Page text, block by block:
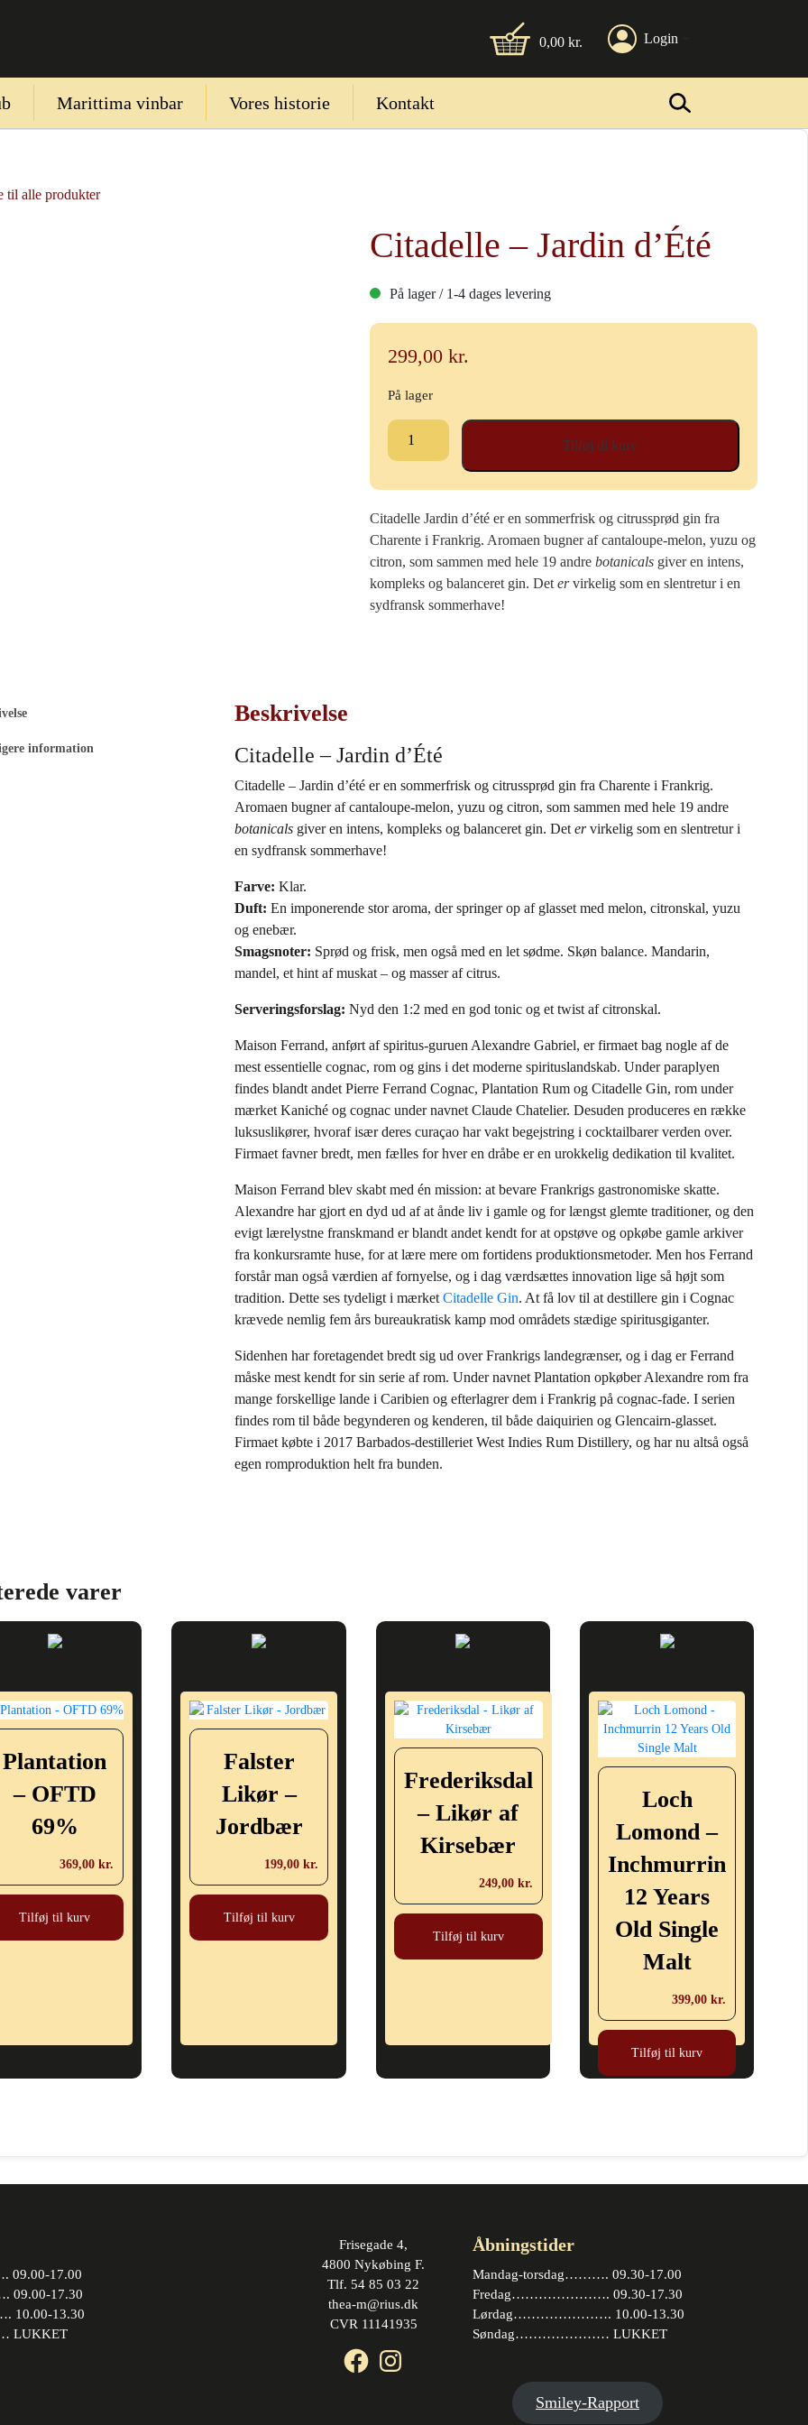
0,00kr. Login
Marittima vinbar Vores historie Kontakt
til alle produkter
Citadelle – Jardin d’Été
På lager / 1-4 dages levering
299,00 kr.
På lager
Citadelle
-
d'Été
antal
Tilføj til kurv
Citadelle Jardin d’été er en sommerfrisk og citrussprød gin fra
Charente i Frankrig. Aromaen bugner af cantaloupe-melon, yuzu og
citron, som sammen med hele 19 andre botanicals giver en intens,
kompleks og balanceret gin. Det ervirkelig som en slentretur i en
sydfransk sommerhave!
information
Beskrivelse
Citadelle – Jardin d’Été
Citadelle – Jardin d’été er en sommerfrisk og citrussprød gin fra Charente i Frankrig.
Aromaen bugner af cantaloupe-melon, yuzu og citron, som sammen med hele 19 andre
botanicals giver en intens, kompleks og balanceret gin. Detervirkelig som en slentretur i
en sydfransk sommerhave!
Farve:Klar.
Duft: En imponerende stor aroma, der springer op af glasset med melon, citronskal, yuzu
og enebær.
Smagsnoter: Sprød og frisk, men også med en let sødme. Skøn balance. Mandarin,
mandel, et hint af muskat – og masser af citrus.
Serveringsforslag:Nyd den 1:2 med en god tonic og et twist af citronskal.
Maison Ferrand, anført af spiritus-guruen Alexandre Gabriel, er firmaet bag nogle af de
mest essentielle cognac, rom og gins i det moderne spirituslandskab. Under paraplyen
findes blandt andet Pierre Ferrand Cognac, Plantation Rum og Citadelle Gin, rom under
mærket Kaniché og cognac under navnet Claude Chatelier. Desuden produceres en række
luksuslikører, hvoraf især deres curaçao har vakt begejstring i cocktailbarer verden over.
Firmaet favner bredt, men fælles for hver en dråbe er en urokkelig dedikation til kvalitet.
Maison Ferrand blev skabt med én mission: at bevare Frankrigs gastronomiske skatte.
Alexandre har gjort en dyd ud af at ånde liv i gamle og for længst glemte traditioner, og den
evigt lærelystne franskmand er blandt andet kendt for at opstøve og opkøbe gamle arkiver
fra konkursramte huse, for at lære mere om fortidens produktionsmetoder. Men hos Ferrand
forstår man også værdien af fornyelse, og i dag værdsættes innovation lige så højt som
tradition. Dette ses tydeligt i mærketCitadelle Gin. At få lov til at destillere gin i Cognac
krævede nemlig fem års bureaukratisk kamp mod områdets stædige spiritusgiganter.
Sidenhen har foretagendet bredt sig ud over Frankrigs landegrænser, og i dag er Ferrand
måske mest kendt for sin serie af rom. Under navnet Plantation opkøber Alexandre rom fra
mange forskellige lande i Caribien og efterlagrer dem i Frankrig på cognac-fade. I serien
findes rom til både begynderen og kenderen, til både daiquirien og Glencairn-glasset.
Firmaet købte i 2017 Barbados-destilleriet West Indies Rum Distillery, og har nu altså også
egen romproduktion helt fra bunden.
varer
Plantation
– OFTD
69%
369,00kr.
Tilføj til kurv
Falster
Likør –
Jordbær
199,00 kr.
Tilføj til kurv
Frederiksdal
– Likør af
Kirsebær
249,00 kr.
Tilføj til kurv
Loch
Lomond –
Inchmurrin
12 Years
Old Single
Malt
399,00kr.
Tilføj til kurv
09.00-17.00
17.30
13.30
Frisegade 4,
4800 Nykøbing F.
Tlf. 54 85 03 22
thea-m@rius.dk
CVR 11141935
Facebook
Instagram
Åbningstider
Mandag-torsdag………. 09.30-17.00
Fredag…………………. 09.30-17.30
Lørdag…………………. 10.00-13.30
Søndag………………… LUKKET
Smiley-Rapport